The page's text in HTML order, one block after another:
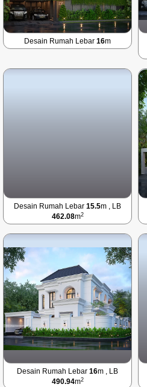
Desain Rumah Lebar 16m
Desain Rumah Lebar 15.5m , LB
462.08m2
Desain Rumah Lebar 16m , LB
490.94m2